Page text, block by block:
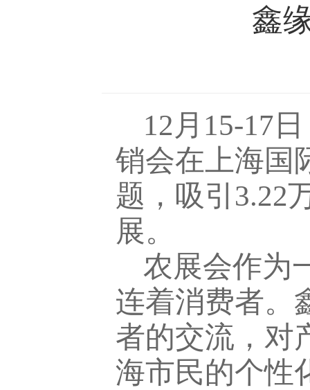
鑫
12月15-17
销会在上海国
题，吸引3.22
展。
农展会作为
连着消费者。
者的交流，对
海市民的个性